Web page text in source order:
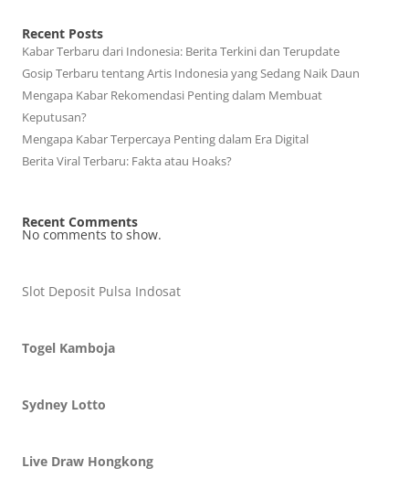
Recent Posts
Kabar Terbaru dari Indonesia: Berita Terkini dan Terupdate
Gosip Terbaru tentang Artis Indonesia yang Sedang Naik Daun
Mengapa Kabar Rekomendasi Penting dalam Membuat
Keputusan?
Mengapa Kabar Terpercaya Penting dalam Era Digital
Berita Viral Terbaru: Fakta atau Hoaks?
Recent Comments
No comments to show.
Slot Deposit Pulsa Indosat
Togel Kamboja
Sydney Lotto
Live Draw Hongkong